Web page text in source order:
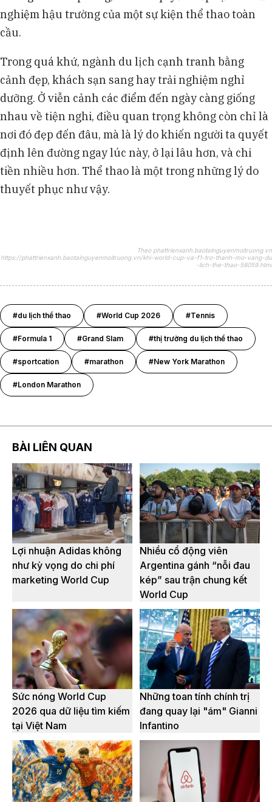
nghiệm hậu trường của một sự kiện thể thao toàn
cầu.
Trong quá khứ, ngành du lịch cạnh tranh bằng
cảnh đẹp, khách sạn sang hay trải nghiệm nghỉ
dưỡng. Ở viễn cảnh các điểm đến ngày càng giống
nhau về tiện nghi, điều quan trọng không còn chỉ là
nơi đó đẹp đến đâu, mà là lý do khiến người ta quyết
định lên đường ngay lúc này, ở lại lâu hơn, và chi
tiền nhiều hơn. Thể thao là một trong những lý do
thuyết phục như vậy.
Theo phattrienxanh.baotainguyenmoitruong.vn
https://phattrienxanh.baotainguyenmoitruong.vn/khi-world-cup-va-f1-tro-thanh-mo-vang-du
-lich-the-thao-58059.html
#du lịch thể thao #World Cup 2026 #Tennis
#Formula 1 #Grand Slam #thị trường du lịch thể thao
#sportcation #marathon #New York Marathon
#London Marathon
BÀI LIÊN QUAN
Lợi nhuận Adidas không
như kỳ vọng do chi phí
marketing World Cup
Nhiều cổ động viên
Argentina gánh “nỗi đau
kép” sau trận chung kết
World Cup
Sức nóng World Cup
2026 qua dữ liệu tìm kiếm
tại Việt Nam
Những toan tính chính trị
đang quay lại "ám" Gianni
Infantino